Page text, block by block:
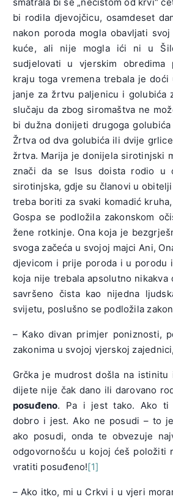
bi rodila djevojčicu, osamdeset
nakon poroda mogla obavljati
kuće, ali nije mogla ići ni u
sudjelovati u vjerskim obredima
kraju toga vremena trebala je
janje za žrtvu paljenicu i golubića
slučaju da zbog siromaštva ne
bi dužna donijeti drugoga
Žrtva od dva golubića ili dvije
žrtva. Marija je donijela sirotinjski
znači da se Isus doista rodio u
sirotinjska, gdje su članovi u
treba boriti za svaki komadić
Gospa se podložila zakonskom
žene rotkinje. Ona koja je
svoga začeća u svojoj majci Ani,
djevicom i prije poroda i u porodu
koja nije trebala apsolutno
savršeno čista kao nijedna
svijetu, poslušno se podložila
– Kako divan primjer poniznosti,
zakonima u svojoj vjerskoj
Grčka je mudrost došla na
dijete nije čak dano ili darovano
posuđeno. Pa i jest tako. Ako ti
dobro i jest. Ako ne posudi – to
ako posudi, onda te obvezuje
odgovornošću u kojoj ćeš položiti
vratiti posuđeno![1]
– Ako itko, mi u Crkvi i u vjeri